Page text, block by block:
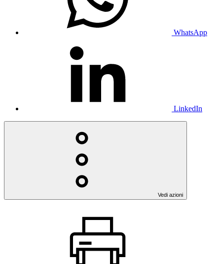
WhatsApp
LinkedIn
Vedi azioni